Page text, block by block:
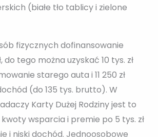
(białe tło tablicy i zielone
fizycznych dofinansowanie
do tego można uzyskać 10 tys. zł
starego auta i 11 250 zł
(do 135 tys. brutto). W
Karty Dużej Rodziny jest to
wsparcia i premie po 5 tys. zł
i niski dochód. Jednoosobowe